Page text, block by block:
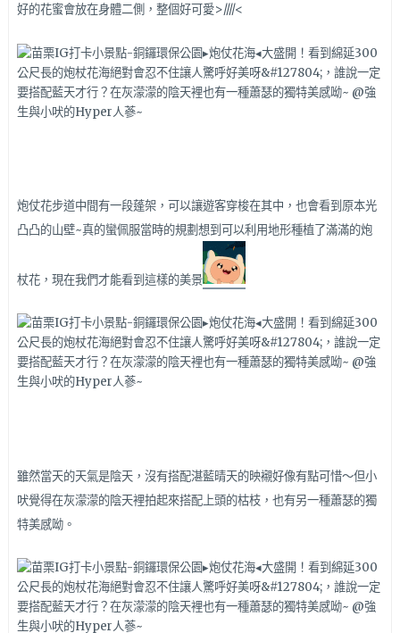
好的花蜜會放在身體二側，整個好可愛>////<
炮仗花步道中間有一段蓬架，可以讓遊客穿梭在其中，也會看到原本光
凸凸的山壁~真的蠻佩服當時的規劃想到可以利用地形種植了滿滿的炮
杖花，現在我們才能看到這樣的美景
雖然當天的天氣是陰天，沒有搭配湛藍晴天的映襯好像有點可惜～但小
吠覺得在灰濛濛的陰天裡拍起來搭配上頭的枯枝，也有另一種蕭瑟的獨
特美感呦。